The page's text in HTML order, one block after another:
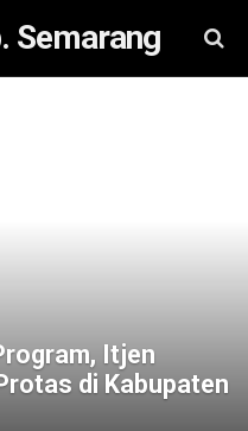
Semarang
Itjen
di Kabupaten